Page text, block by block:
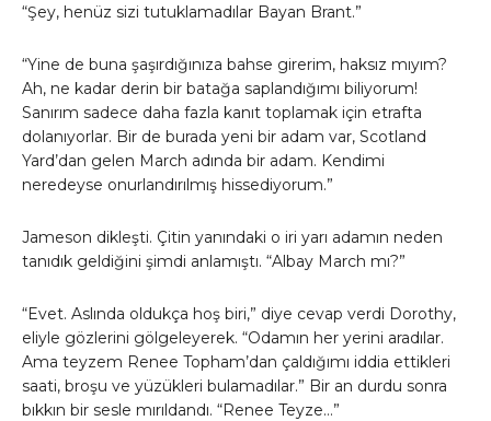
“Şey, henüz sizi tutuklamadılar Bayan Brant.”
“Yine de buna şaşırdığınıza bahse girerim, haksız mıyım?
Ah, ne kadar derin bir batağa saplandığımı biliyorum!
Sanırım sadece daha fazla kanıt toplamak için etrafta
dolanıyorlar. Bir de burada yeni bir adam var, Scotland
Yard’dan gelen March adında bir adam. Kendimi
neredeyse onurlandırılmış hissediyorum.”
Jameson dikleşti. Çitin yanındaki o iri yarı adamın neden
tanıdık geldiğini şimdi anlamıştı. “Albay March mı?”
“Evet. Aslında oldukça hoş biri,” diye cevap verdi Dorothy,
eliyle gözlerini gölgeleyerek. “Odamın her yerini aradılar.
Ama teyzem Renee Topham’dan çaldığımı iddia ettikleri
saati, broşu ve yüzükleri bulamadılar.” Bir an durdu sonra
bıkkın bir sesle mırıldandı. “Renee Teyze…”